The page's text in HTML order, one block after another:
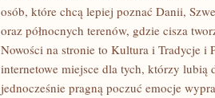
osób, które chcą lepiej poznać Danii,
oraz północnych terenów, gdzie cisza
Nowości na stronie to Kultura i Tradycje i
internetowe miejsce dla tych, którzy lubią
jednocześnie pragną poczuć emocje